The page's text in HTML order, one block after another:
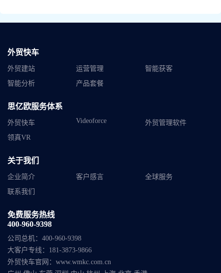
外贸快车
外贸建站 运营管理
智能获客
智能分析
产品套餐
思亿欧服务体系
外贸快车 Videoforce
外贸管理软件
领真VR
关于我们
企业简介 客户感言
全球服务
联系我们
免费服务热线
400-960-9398
公司总机： 400-960-9398
大客户专线： 181-3873-9866
外贸快车官网： www.wmkc.com.cn